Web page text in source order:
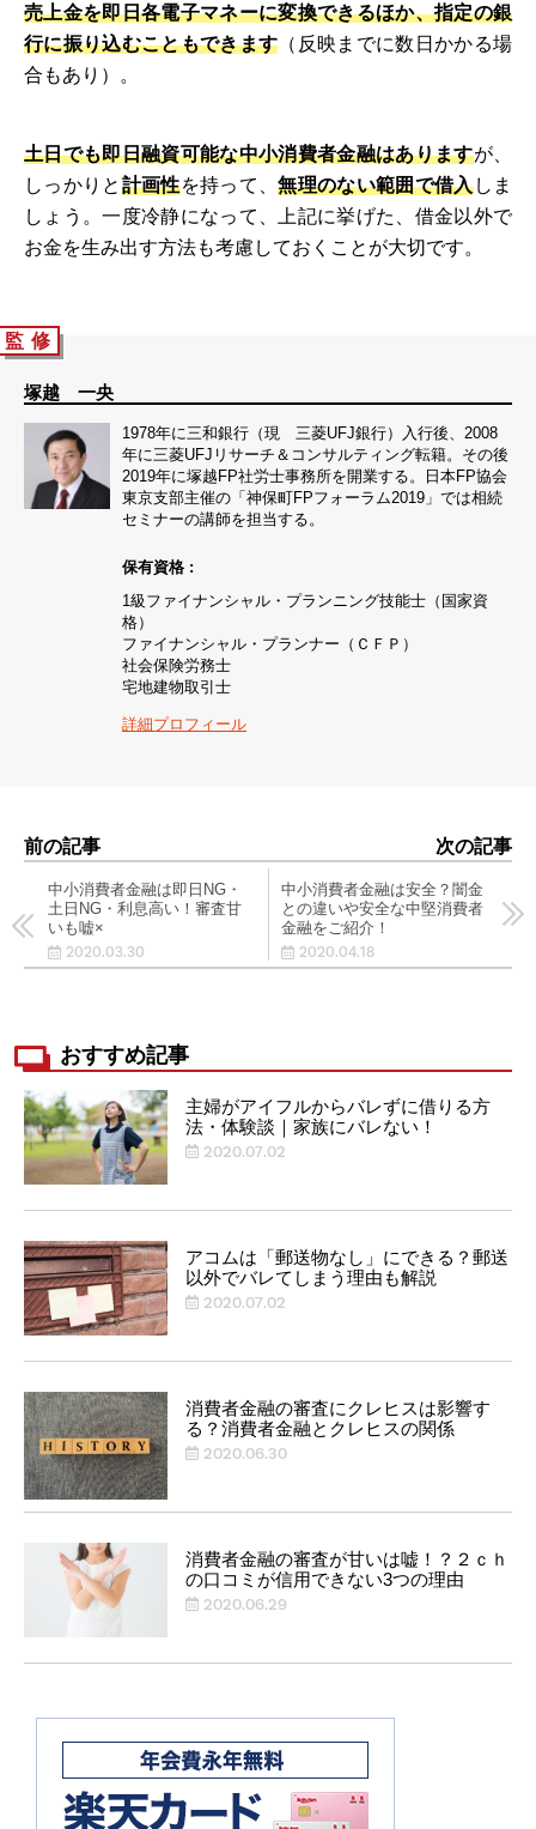
売上金を即日各電子マネーに変換できるほか、指定の銀
行に振り込むこともできます （反映までに数日かかる場
合もあり）。
土日でも即日融資可能な中小消費者金融はありますが、
しっかりと 計画性を持って、無理のない範囲で借入しま
しょう。一度冷静になって、上記に挙げた、借金以外で
お金を生み出す方法も考慮しておくことが大切です。
監 修
塚越 一央
1978年に三和銀行（現 三菱UFJ銀行）入行後、2008
年に三菱UFJリサーチ＆コンサルティング転籍。その後
2019年に塚越FP社労士事務所を開業する。日本FP協会
東京支部主催の「神保町FPフォーラム2019」では相続
セミナーの講師を担当する。
保有資格 :
1級ファイナンシャル・プランニング技能士（国家資
格）
ファイナンシャル・プランナー（ＣＦＰ）
社会保険労務士
宅地建物取引士
詳細プロフィール
前の記事 次の記事
中小消費者金融は即日NG・
土日NG・利息高い！審査甘
いも嘘×
2020.03.30
中小消費者金融は安全？闇金
との違いや安全な中堅消費者
金融をご紹介！
2020.04.18
おすすめ記事
主婦がアイフルからバレずに借りる方
法・体験談｜家族にバレない！
2020.07.02
アコムは「郵送物なし」にできる？郵送
以外でバレてしまう理由も解説
2020.07.02
消費者金融の審査にクレヒスは影響す
る？消費者金融とクレヒスの関係
2020.06.30
消費者金融の審査が甘いは嘘！？２ｃｈ
の口コミが信用できない3つの理由
2020.06.29